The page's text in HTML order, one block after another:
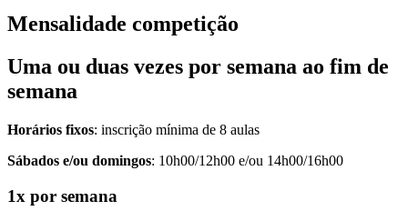
Mensalidade competição
Uma ou duas vezes por semana ao fim de
semana
Horários fixos: inscrição mínima de 8 aulas
Sábados e/ou domingos: 10h00/12h00 e/ou 14h00/16h00
1x por semana